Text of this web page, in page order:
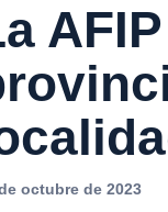
octubre de 2023